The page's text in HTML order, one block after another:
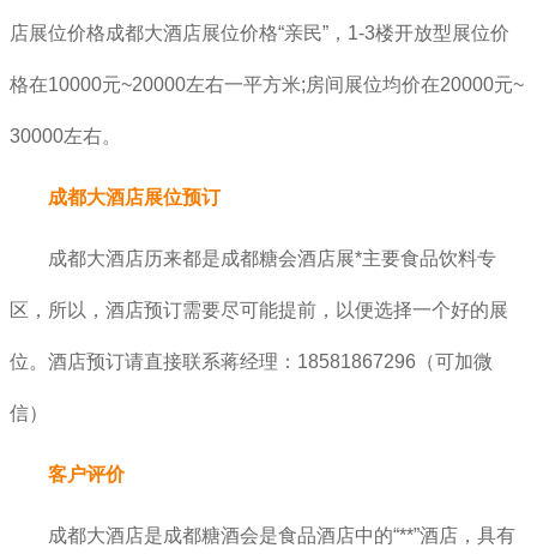
店展位价格成都大酒店展位价格“亲民”， 1-3楼开放型展位价
格在10000元~20000左右一平方米;房间展位均价在20000元~
30000左右。
成都大酒店展位预订
成都大酒店历来都是成都糖会酒店展*主要食品饮料专
区，所以，酒店预订需要尽可能提前，以便选择一个好的展
位。酒店预订请直接联系蒋经理：18581867296（可加微
信）
客户评价
成都大酒店是成都糖酒会是食品酒店中的“**”酒店，具有